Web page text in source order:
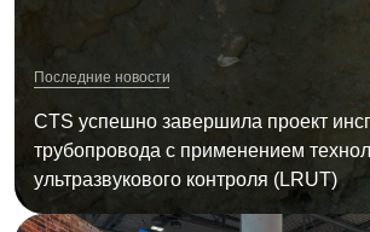
Последние новости
CTS успешно завершила проект
трубопровода с применением
ультразвукового контроля (LRUT)